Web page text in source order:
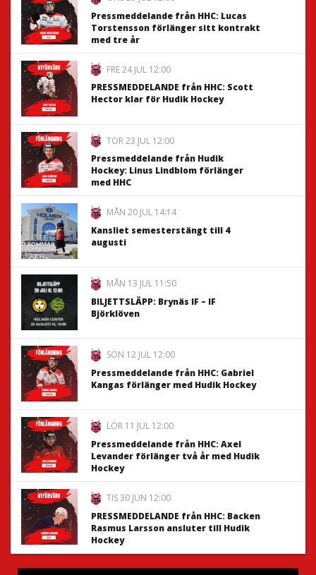
Pressmeddelande från HHC: Lucas
Torstensson förlänger sitt kontrakt
med tre år
FRE 24 JUL 12:00
PRESSMEDDELANDE från HHC: Scott
Hector klar för Hudik Hockey
TOR 23 JUL 12:00
Pressmeddelande från Hudik
Hockey: Linus Lindblom förlänger
med HHC
MÅN 20 JUL 14:14
Kansliet semesterstängt till 4
augusti
MÅN 13 JUL 11:50
BILJETTSLÄPP: Brynäs IF – IF
Björklöven
SÖN 12 JUL 12:00
Pressmeddelande från HHC: Gabriel
Kangas förlänger med Hudik Hockey
LÖR 11 JUL 12:00
Pressmeddelande från HHC: Axel
Levander förlänger två år med Hudik
Hockey
TIS 30 JUN 12:00
PRESSMEDDELANDE från HHC: Backen
Rasmus Larsson ansluter till Hudik
Hockey